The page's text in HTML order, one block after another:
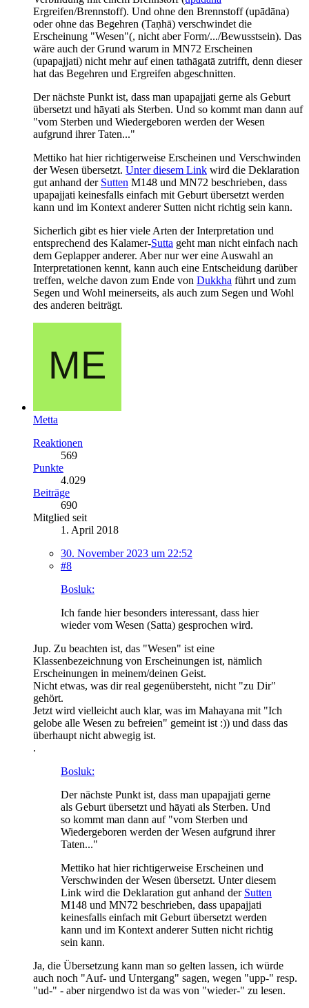
Ergreifen/Brennstoff). Und ohne den Brennstoff (upādāna)
oder ohne das Begehren (Taṇhā) verschwindet die
Erscheinung "Wesen"(, nicht aber Form/.../Bewusstsein). Das
wäre auch der Grund warum in MN72 Erscheinen
(upapajjati) nicht mehr auf einen tathāgatā zutrifft, denn dieser
hat das Begehren und Ergreifen abgeschnitten.
Der nächste Punkt ist, dass man upapajjati gerne als Geburt
übersetzt und hāyati als Sterben. Und so kommt man dann auf
"vom Sterben und Wiedergeboren werden der Wesen
aufgrund ihrer Taten..."
Mettiko hat hier richtigerweise Erscheinen und Verschwinden
der Wesen übersetzt. Unter diesem Link wird die Deklaration
gut anhand der Sutten M148 und MN72 beschrieben, dass
upapajjati keinesfalls einfach mit Geburt übersetzt werden
kann und im Kontext anderer Sutten nicht richtig sein kann.
Sicherlich gibt es hier viele Arten der Interpretation und
entsprechend des Kalamer-Sutta geht man nicht einfach nach
dem Geplapper anderer. Aber nur wer eine Auswahl an
Interpretationen kennt, kann auch eine Entscheidung darüber
treffen, welche davon zum Ende von Dukkha führt und zum
Segen und Wohl meinerseits, als auch zum Segen und Wohl
des anderen beiträgt.
Metta
Reaktionen
569
Punkte
4.029
Beiträge
690
Mitglied seit
1. April 2018
30. November 2023 um 22:52
#8
Bosluk:
Ich fande hier besonders interessant, dass hier
wieder vom Wesen (Satta) gesprochen wird.
Jup. Zu beachten ist, das "Wesen" ist eine
Klassenbezeichnung von Erscheinungen ist, nämlich
Erscheinungen in meinem/deinen Geist.
Nicht etwas, was dir real gegenübersteht, nicht "zu Dir"
gehört.
Jetzt wird vielleicht auch klar, was im Mahayana mit "Ich
gelobe alle Wesen zu befreien" gemeint ist :)) und dass das
überhaupt nicht abwegig ist.
.
Bosluk:
Der nächste Punkt ist, dass man upapajjati gerne
als Geburt übersetzt und hāyati als Sterben. Und
so kommt man dann auf "vom Sterben und
Wiedergeboren werden der Wesen aufgrund ihrer
Taten..."
Mettiko hat hier richtigerweise Erscheinen und
Verschwinden der Wesen übersetzt. Unter diesem
Link wird die Deklaration gut anhand der Sutten
M148 und MN72 beschrieben, dass upapajjati
keinesfalls einfach mit Geburt übersetzt werden
kann und im Kontext anderer Sutten nicht richtig
sein kann.
Ja, die Übersetzung kann man so gelten lassen, ich würde
auch noch "Auf- und Untergang" sagen, wegen "upp-" resp.
"ud-" - aber nirgendwo ist da was von "wieder-" zu lesen.